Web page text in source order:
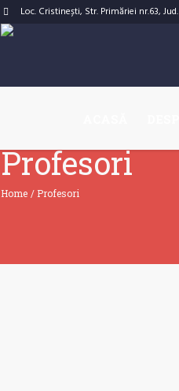
Loc. Cristinești, Str. Primăriei nr.63,
Profesori
Home / Profesori